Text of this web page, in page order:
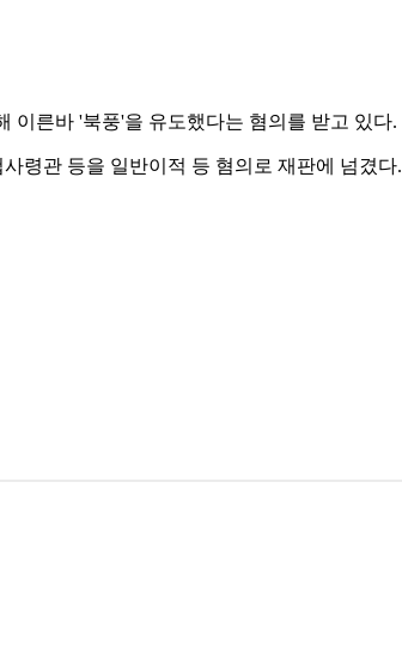
이른바 '북풍'을 유도했다는 혐의를 받고 있다.
령관 등을 일반이적 등 혐의로 재판에 넘겼다.